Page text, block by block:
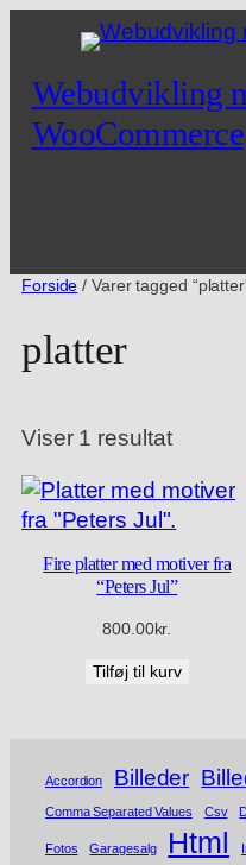
indhold
Webudvikling
WooCommerce
Forside / Varer tagged
platter
Viser 1 resultat
Fire platter med motiver fra
“Peters Jul”
800.00kr.
Tilføj til kurv
Accordion Billeder
Comma Separated Values Csv
Fotos Garagesalg Html